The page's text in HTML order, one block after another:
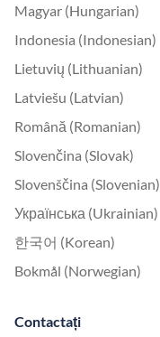
Magyar (Hungarian)
Indonesia (Indonesian)
Lietuvių (Lithuanian)
Latviešu (Latvian)
Română (Romanian)
Slovenčina (Slovak)
Slovenščina (Slovenian)
Українська (Ukrainian)
한국어 (Korean)
Bokmål (Norwegian)
Contactați